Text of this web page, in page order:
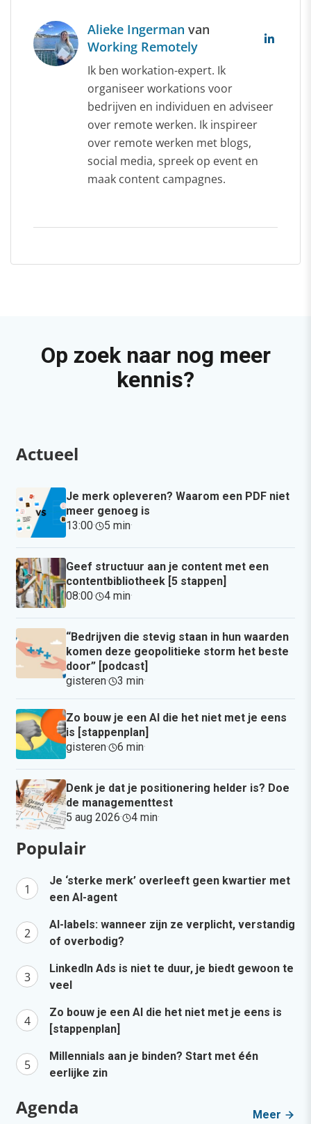
Alieke Ingerman van
Working Remotely
Ik ben workation-expert. Ik
organiseer workations voor
bedrijven en individuen en adviseer
over remote werken. Ik inspireer
over remote werken met blogs,
social media, spreek op event en
maak content campagnes.
Op zoek naar nog meer
kennis?
Actueel
Je merk opleveren? Waarom een PDF niet
meer genoeg is
13:00· 5 min·
Geef structuur aan je content met een
contentbibliotheek [5 stappen]
08:00· 4 min·
“Bedrijven die stevig staan in hun waarden
komen deze geopolitieke storm het beste
door” [podcast]
gisteren· 3 min·
Zo bouw je een AI die het niet met je eens
is [stappenplan]
gisteren· 6 min·
Denk je dat je positionering helder is? Doe
de managementtest
5 aug 2026· 4 min·
Populair
Je ‘sterke merk’ overleeft geen kwartier met
een AI-agent
AI-labels: wanneer zijn ze verplicht, verstandig
of overbodig?
LinkedIn Ads is niet te duur, je biedt gewoon te
veel
Zo bouw je een AI die het niet met je eens is
[stappenplan]
Millennials aan je binden? Start met één
eerlijke zin
Agenda Meer